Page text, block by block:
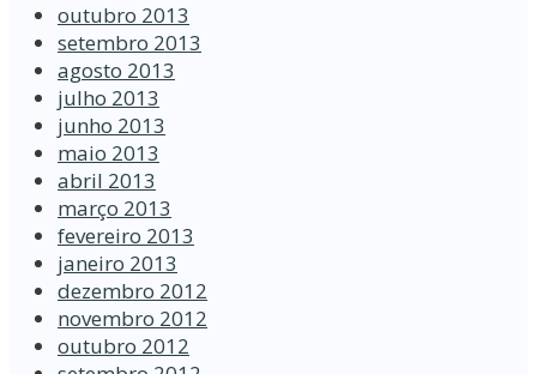
outubro 2013
setembro 2013
agosto 2013
julho 2013
junho 2013
maio 2013
abril 2013
março 2013
fevereiro 2013
janeiro 2013
dezembro 2012
novembro 2012
outubro 2012